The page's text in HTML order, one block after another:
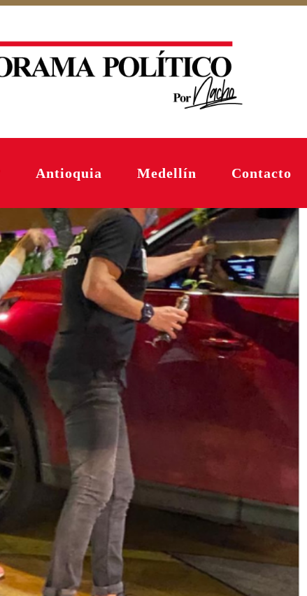
Antioquia Medellín Contacto